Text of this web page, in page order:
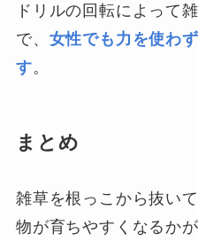
ドリルの回転によって
で、 女性でも力を使わ
す。
まとめ
雑草を根っこから抜い
物が育ちやすくなるか